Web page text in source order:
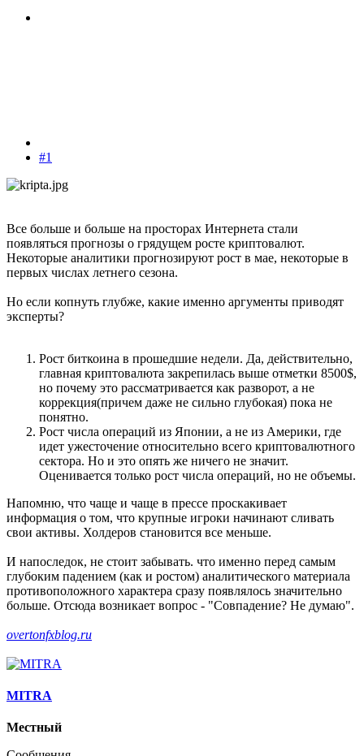
#1
Все больше и больше на просторах Интернета стали
появляться прогнозы о грядущем росте криптовалют.
Некоторые аналитики прогнозируют рост в мае, некоторые в
первых числах летнего сезона.
Но если копнуть глубже, какие именно аргументы приводят
эксперты?
Рост биткоина в прошедшие недели. Да, действительно,
главная криптовалюта закрепилась выше отметки 8500$,
но почему это рассматривается как разворот, а не
коррекция(причем даже не сильно глубокая) пока не
понятно.
Рост числа операций из Японии, а не из Америки, где
идет ужесточение относительно всего криптовалютного
сектора. Но и это опять же ничего не значит.
Оценивается только рост числа операций, но не объемы.
Напомню, что чаще и чаще в прессе проскакивает
информация о том, что крупные игроки начинают сливать
свои активы. Холдеров становится все меньше.
И напоследок, не стоит забывать. что именно перед самым
глубоким падением (как и ростом) аналитического материала
противоположного характера сразу появлялось значительно
больше. Отсюда возникает вопрос - "Совпадение? Не думаю".
overtonfxblog.ru
MITRA
Местный